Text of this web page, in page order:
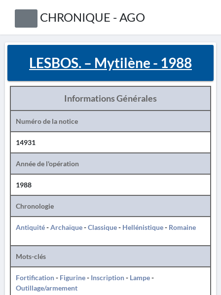
CHRONIQUE - AGO
LESBOS. – Mytilène - 1988
Informations Générales
Numéro de la notice
14931
Année de l'opération
1988
Chronologie
Antiquité-Archaïque-Classique- Hellénistique- Romaine
Mots-clés
Fortification- Figurine- Inscription- Lampe-
Outillage/armement